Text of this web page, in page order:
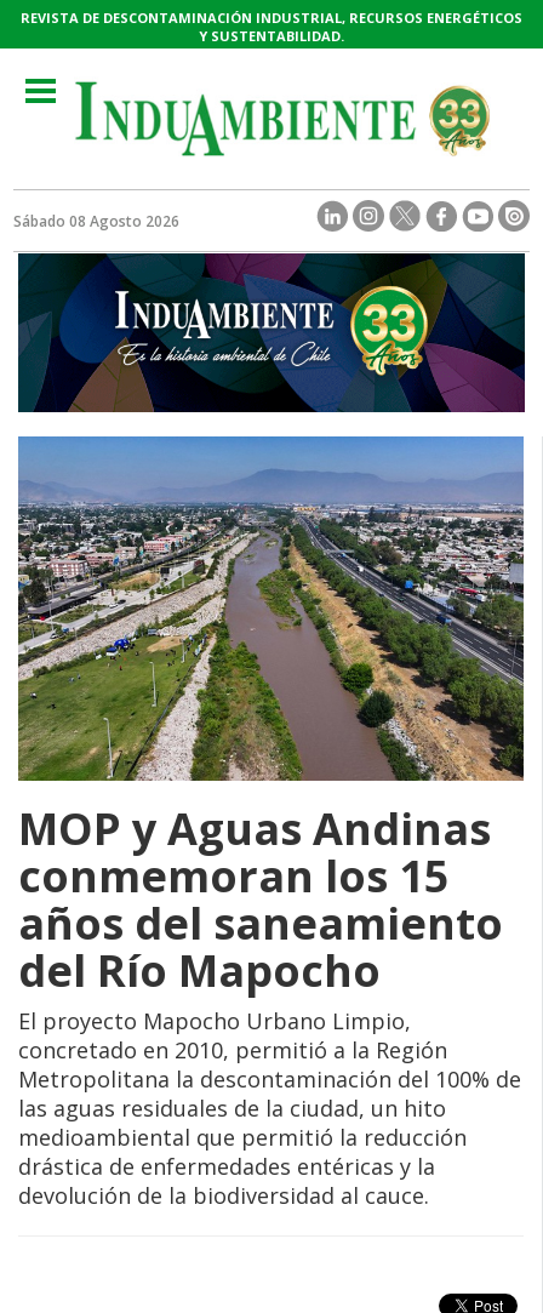
REVISTA DE DESCONTAMINACIÓN INDUSTRIAL, RECURSOS ENERGÉTICOS
Y SUSTENTABILIDAD.
Toggle
navigation
Sábado 08 Agosto 2026
MOP y Aguas Andinas
conmemoran los 15
años del saneamiento
del Río Mapocho
El proyecto Mapocho Urbano Limpio,
concretado en 2010, permitió a la Región
Metropolitana la descontaminación del 100% de
las aguas residuales de la ciudad, un hito
medioambiental que permitió la reducción
drástica de enfermedades entéricas y la
devolución de la biodiversidad al cauce.